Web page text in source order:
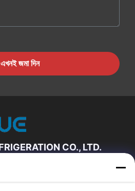
এখনই জমা দিন
CO., LTD.